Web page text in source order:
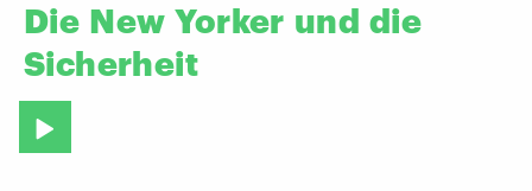
Die New Yorker und die
Sicherheit